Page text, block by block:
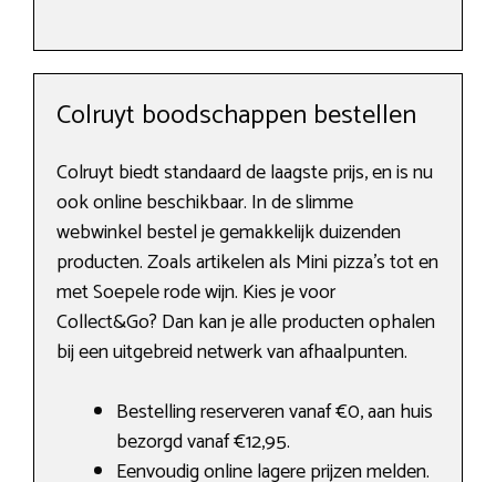
Colruyt boodschappen bestellen
Colruyt biedt standaard de laagste prijs, en is nu
ook online beschikbaar. In de slimme
webwinkel bestel je gemakkelijk duizenden
producten. Zoals artikelen als Mini pizza’s tot en
met Soepele rode wijn. Kies je voor
Collect&Go? Dan kan je alle producten ophalen
bij een uitgebreid netwerk van afhaalpunten.
Bestelling reserveren vanaf €0, aan huis
bezorgd vanaf €12,95.
Eenvoudig online lagere prijzen melden.